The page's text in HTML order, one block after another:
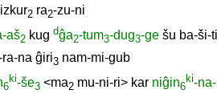
2 ra2-zu-ni
aš2 kug dĝa2-tum3-dug3-ge šu ba-ši-ti
ra-na ĝiri3 nam-mi-gub
6
ki-še3 <ma2 mu-ni-ri> kar niĝin6
ki-